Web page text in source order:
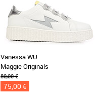
Vanessa WU
Maggie Originals
80,00 €
75,00 €